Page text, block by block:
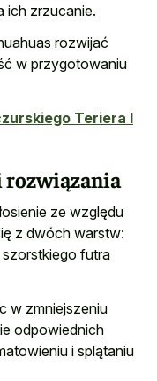
ich zrzucanie.
rozwijać
w przygotowaniu
Teriera I
rozwiązania
ze względu
z dwóch warstw:
szorstkiego futra
w zmniejszeniu
odpowiednich
i splątaniu